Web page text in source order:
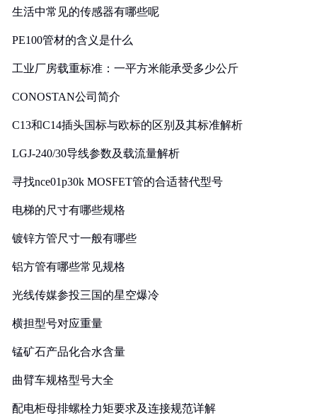
生活中常见的传感器有哪些呢
PE100管材的含义是什么
工业厂房载重标准：一平方米能承受多少公斤
CONOSTAN公司简介
C13和C14插头国标与欧标的区别及其标准解析
LGJ-240/30导线参数及载流量解析
寻找nce01p30k MOSFET管的合适替代型号
电梯的尺寸有哪些规格
镀锌方管尺寸一般有哪些
铝方管有哪些常见规格
光线传媒参投三国的星空爆冷
横担型号对应重量
锰矿石产品化合水含量
曲臂车规格型号大全
配电柜母排螺栓力矩要求及连接规范详解